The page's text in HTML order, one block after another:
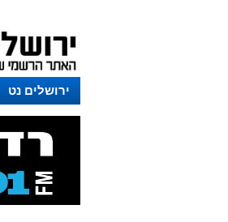
ירושלים נט
לפרסום